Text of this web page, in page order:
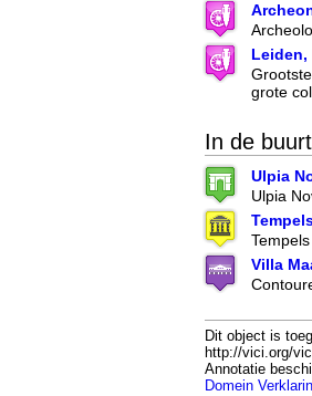
Leiden,
grote
In de buurt
Ulpia
Ulpia
Villa
Dit object is
http://vici.org/
Annotatie
Domein